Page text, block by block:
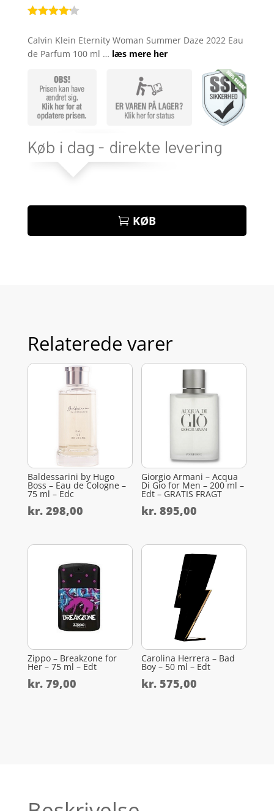
ud af 5
baseret
mmelser
Calvin Klein Eternity Woman Summer Daze 2022 Eau
de Parfum 100 ml … læs mere her
KØB
Relaterede varer
Baldessarini by Hugo
Boss – Eau de Cologne –
75 ml – Edc
kr.298,00
Giorgio Armani – Acqua
Di Gio for Men – 200 ml –
Edt – GRATIS FRAGT
kr. 895,00
Zippo – Breakzone for
Her – 75 ml – Edt
kr.79,00
Carolina Herrera – Bad
Boy – 50 ml – Edt
kr. 575,00